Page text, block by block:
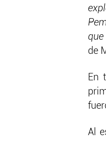
de
En
Al